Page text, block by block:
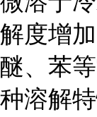
解度增
醚、苯
种溶解